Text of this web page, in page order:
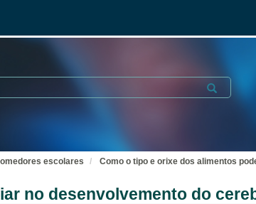
Submit
escolares Como o tipo e orixe dos alimentos
no desenvolvemento do